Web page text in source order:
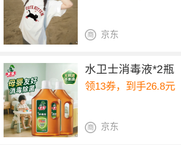
京东
水卫士消毒液*2瓶
领13券，到手26.8元
京东